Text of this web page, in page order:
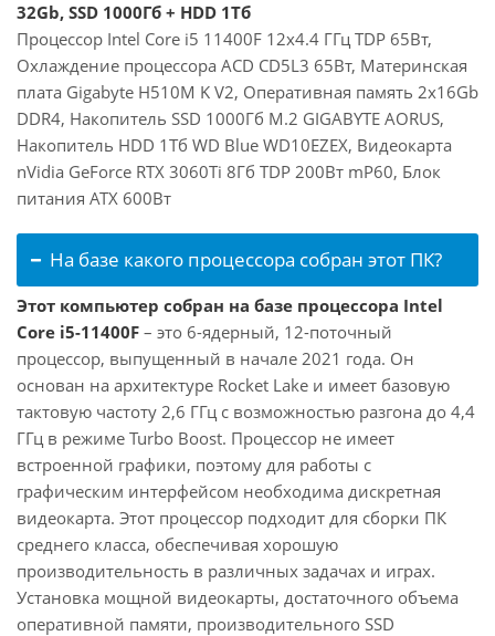
32Gb, SSD 1000Гб + HDD 1Тб
Процессор Intel Core i5 11400F 12x4.4 ГГц TDP 65Вт,
Охлаждение процессора ACD CD5L3 65Вт, Материнская
плата Gigabyte H510M K V2, Оперативная память 2x16Gb
DDR4, Накопитель SSD 1000Гб M.2 GIGABYTE AORUS,
Накопитель HDD 1Тб WD Blue WD10EZEX, Видеокарта
nVidia GeForce RTX 3060Ti 8Гб TDP 200Вт mP60, Блок
питания ATX 600Вт
На базе какого процессора собран этот ПК?
Этот компьютер собран на базе процессора Intel
Core i5-11400F – это 6-ядерный, 12-поточный
процессор, выпущенный в начале 2021 года. Он
основан на архитектуре Rocket Lake и имеет базовую
тактовую частоту 2,6 ГГц с возможностью разгона до 4,4
ГГц в режиме Turbo Boost. Процессор не имеет
встроенной графики, поэтому для работы с
графическим интерфейсом необходима дискретная
видеокарта. Этот процессор подходит для сборки ПК
среднего класса, обеспечивая хорошую
производительность в различных задачах и играх.
Установка мощной видеокарты, достаточного объема
оперативной памяти, производительного SSD